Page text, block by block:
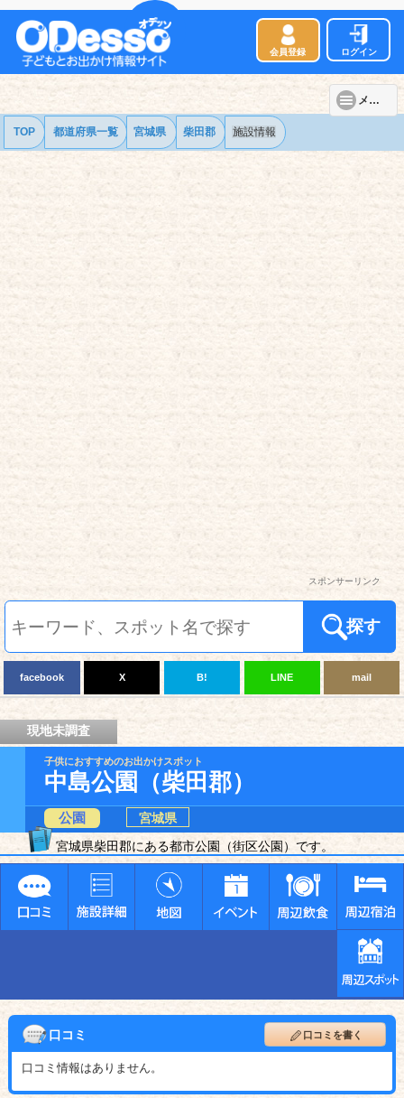
会員登録 ログイン
メニュー
TOP 都道府県一覧 宮城県 柴田郡 施設情報
スポンサーリンク
探す
facebook X B! LINE mail
現地未調査
子供におすすめのお出かけスポット
中島公園（柴田郡）
公園
宮城県
宮城県柴田郡にある都市公園（街区公園）です。
口コミ 口コミを書く
口コミ情報はありません。